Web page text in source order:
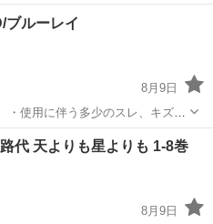
ブルーレイ
8月9日
・詳細は現地でご確認ください ・
願います ※中古品のため、状態...
ブルーレイ
代 天よりも星よりも 1-8巻
8月9日